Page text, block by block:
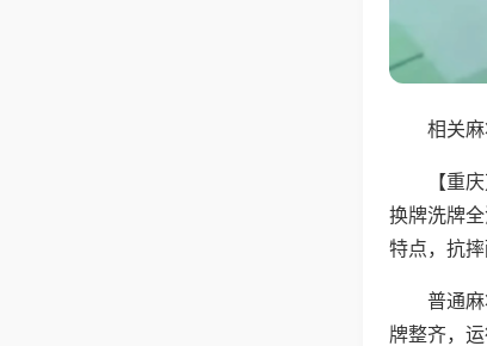
相关
【重
换牌洗牌
特点，抗
普通
牌整齐，